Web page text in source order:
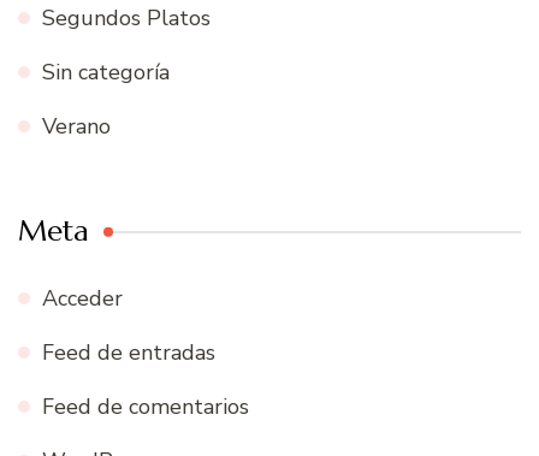
Segundos Platos
Sin categoría
Verano
Meta
Acceder
Feed de entradas
Feed de comentarios